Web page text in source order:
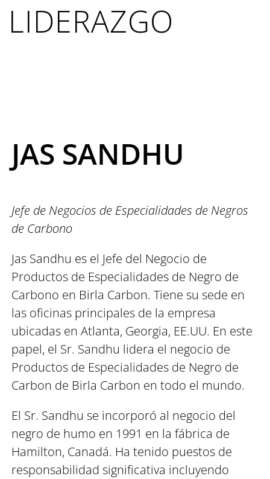
LIDERAZGO
JAS SANDHU
Jefe de Negocios de Especialidades de Negros
de Carbono
Jas Sandhu es el Jefe del Negocio de
Productos de Especialidades de Negro de
Carbono en Birla Carbon. Tiene su sede en
las oficinas principales de la empresa
ubicadas en Atlanta, Georgia, EE.UU. En este
papel, el Sr. Sandhu lidera el negocio de
Productos de Especialidades de Negro de
Carbon de Birla Carbon en todo el mundo.
El Sr. Sandhu se incorporó al negocio del
negro de humo en 1991 en la fábrica de
Hamilton, Canadá. Ha tenido puestos de
responsabilidad significativa incluyendo